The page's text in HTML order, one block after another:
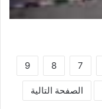
7
8
9
الصفحة التالية